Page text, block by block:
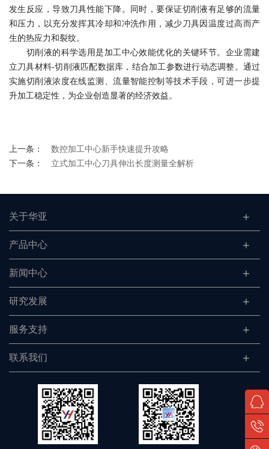
发生反应，导致刀具性能下降。同时，要保证切削液有足够的流量
和压力，以充分发挥其冷却和冲洗作用，减少刀具因温度过高而产
生的热应力和裂纹。
切削液的科学选用是加工中心效能优化的关键环节。企业需建
立刀具材料-切削液匹配数据库，结合加工参数进行动态调整。通过
实施切削液浓度在线监测、流量智能控制等技术手段，可进一步提
升加工稳定性，为企业创造显著的经济效益。
上一条：
数控加工中心新手快速提升攻略
下一条：
立式加工中心刀具伸出长度测量全解析
关于华亚
产品中心
新闻中心
研究发展
服务支持
联系我们